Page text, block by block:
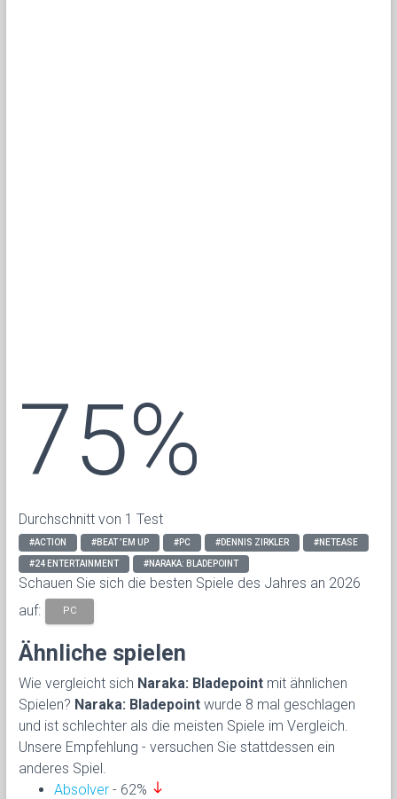
75%
Durchschnitt von 1 Test
#ACTION #BEAT ’EM UP #PC #DENNIS ZIRKLER #NETEASE
#24 ENTERTAINMENT #NARAKA: BLADEPOINT
Schauen Sie sich die besten Spiele des Jahres an 2026
auf:
PC
Ähnliche spielen
Wie vergleicht sich Naraka: Bladepoint mit ähnlichen
Spielen? Naraka: Bladepoint wurde 8 mal geschlagen
und ist schlechter als die meisten Spiele im Vergleich.
Unsere Empfehlung - versuchen Sie stattdessen ein
anderes Spiel.
Absolver - 62% south